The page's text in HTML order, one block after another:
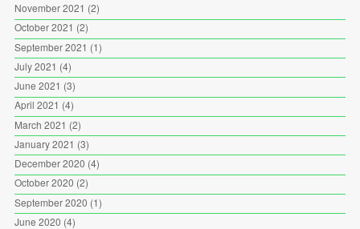
November 2021 (2)
October 2021 (2)
September 2021 (1)
July 2021 (4)
June 2021 (3)
April 2021 (4)
March 2021 (2)
January 2021 (3)
December 2020 (4)
October 2020 (2)
September 2020 (1)
June 2020 (4)